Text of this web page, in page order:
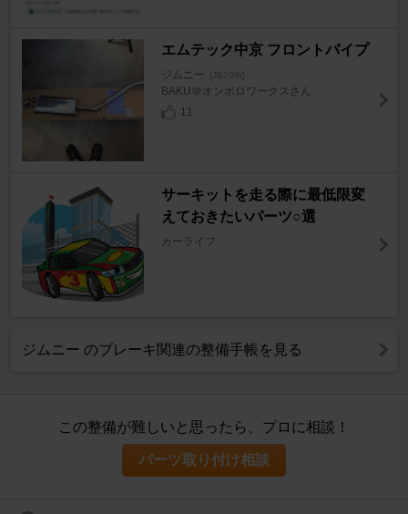
エムテック中京 フロントパイプ
ジムニー [JB23W]
BAKU＠オンボロワークスさん
11
サーキットを走る際に最低限変
えておきたいパーツ○選
カーライフ
ジムニー のブレーキ関連の整備手帳を見る
この整備が難しいと思ったら、プロに相談！
パーツ取り付け相談